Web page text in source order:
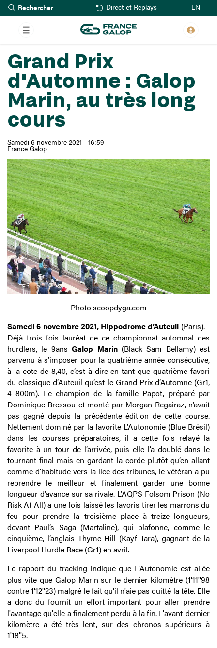
Aller
au
contenu
principal
Rechercher Direct et Replays EN
Grand Prix
d'Automne : Galop
Marin, au très long
cours
Samedi 6 novembre 2021 - 16:59
France Galop
Photo scoopdyga.com
Samedi 6 novembre 2021, Hippodrome d’Auteuil (Paris). -
Déjà trois fois lauréat de ce championnat automnal des
hurdlers, le 9ansGalop Marin(Black Sam Bellamy) est
parvenu à s’imposer pour la quatrième année consécutive,
à la cote de 8,40, c’est-à-dire en tant que quatrième favori
du classique d’Auteuil qu’est le Grand Prix d’Automne(Gr1,
4 800m). Le champion de la famille Papot, préparé par
Dominique Bressou et monté par Morgan Regairaz, n’avait
pas gagné depuis la précédente édition de cette course.
Nettement dominé par la favorite L’Autonomie (Blue Brésil)
dans les courses préparatoires, il a cette fois relayé la
favorite à un tour de l’arrivée, puis elle l’a doublé dans le
tournant final mais en gardant la corde plutôt qu’en allant
comme d’habitude vers la lice des tribunes, le vétéran a pu
reprendre le meilleur et finalement garder une bonne
longueur d’avance sur sa rivale. L’AQPS Folsom Prison (No
Risk At All) a une fois laissé les favoris tirer les marrons du
feu pour prendre la troisième place à treize longueurs,
devant Paul’s Saga (Martaline), qui plafonne, comme le
cinquième, l’anglais Thyme Hill (Kayf Tara), gagnant de la
Liverpool Hurdle Race (Gr1) en avril.
Le rapport du tracking indique que L'Autonomie est allée
plus vite que Galop Marin sur le dernier kilomètre (1'11''98
contre 1'12''23) malgré le fait qu'il n'aie pas quitté la tête. Elle
a donc du fournit un effort important pour aller prendre
l'avantage qu'elle a finalement perdu à la fin. L'avant-dernier
kilomètre a été très lent, sur des chronos supérieurs à
1'18''5.